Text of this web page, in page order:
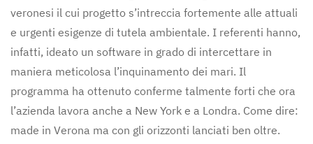
veronesi il cui progetto s’intreccia fortemente alle attuali
e urgenti esigenze di tutela ambientale. I referenti hanno,
infatti, ideato un software in grado di intercettare in
maniera meticolosa l’inquinamento dei mari. Il
programma ha ottenuto conferme talmente forti che ora
l’azienda lavora anche a New York e a Londra. Come dire:
made in Verona ma con gli orizzonti lanciati ben oltre.